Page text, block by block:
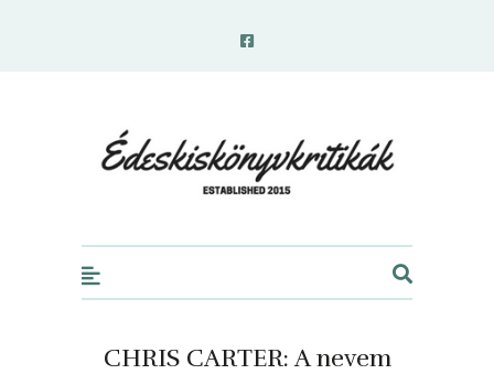
CHRIS CARTER: A nevem